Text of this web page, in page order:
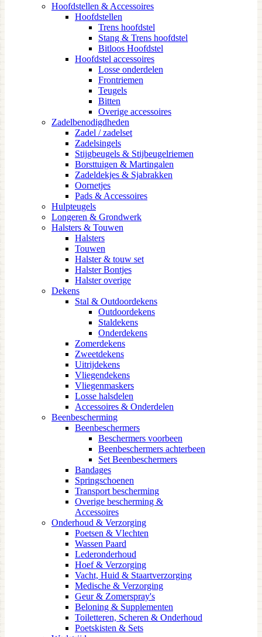
Hoofdstellen & Accessoires
Hoofdstellen
Trens hoofdstel
Stang & Trens hoofdstel
Bitloos Hoofdstel
Hoofdstel accessoires
Losse onderdelen
Frontriemen
Teugels
Bitten
Overige accessoires
Zadelbenodigdheden
Zadel / zadelset
Zadelsingels
Stijgbeugels & Stijbeugelriemen
Borsttuigen & Martingalen
Zadeldekjes & Sjabrakken
Oornetjes
Pads & Accessoires
Hulpteugels
Longeren & Grondwerk
Halsters & Touwen
Halsters
Touwen
Halster & touw set
Halster Bontjes
Halster overige
Dekens
Stal & Outdoordekens
Outdoordekens
Staldekens
Onderdekens
Zomerdekens
Zweetdekens
Uitrijdekens
Vliegendekens
Vliegenmaskers
Losse halsdelen
Accessoires & Onderdelen
Beenbescherming
Beenbeschermers
Beschermers voorbeen
Beenbeschermers achterbeen
Set Beenbeschermers
Bandages
Springschoenen
Transport bescherming
Overige bescherming &
Accessoires
Onderhoud & Verzorging
Poetsen & Vlechten
Wassen Paard
Lederonderhoud
Hoef & Verzorging
Vacht, Huid & Staartverzorging
Medische & Verzorging
Geur & Zomerspray's
Beloning & Supplementen
Toiletteren, Scheren & Onderhoud
Poetskisten & Sets